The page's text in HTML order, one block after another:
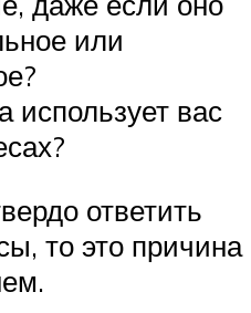
или
использует вас
ответить
то это причина